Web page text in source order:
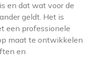
en dat wat voor de
geldt. Het is
een professionele
maat te ontwikkelen
en